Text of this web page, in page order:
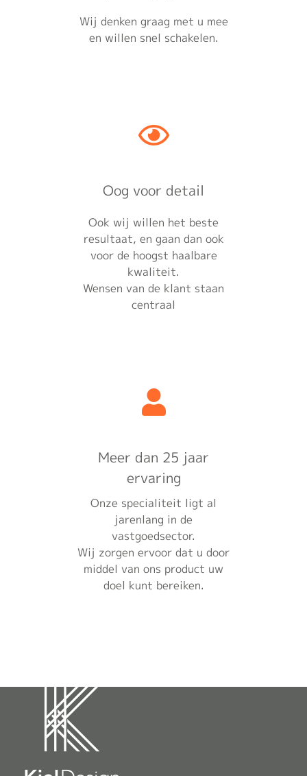
Wij denken graag met u mee
en willen snel schakelen.
Oog voor detail
Ook wij willen het beste
resultaat, en gaan dan ook
voor de hoogst haalbare
kwaliteit.
Wensen van de klant staan
centraal
Meer dan 25 jaar
ervaring
Onze specialiteit ligt al
jarenlang in de
vastgoedsector.
Wij zorgen ervoor dat u door
middel van ons product uw
doel kunt bereiken.